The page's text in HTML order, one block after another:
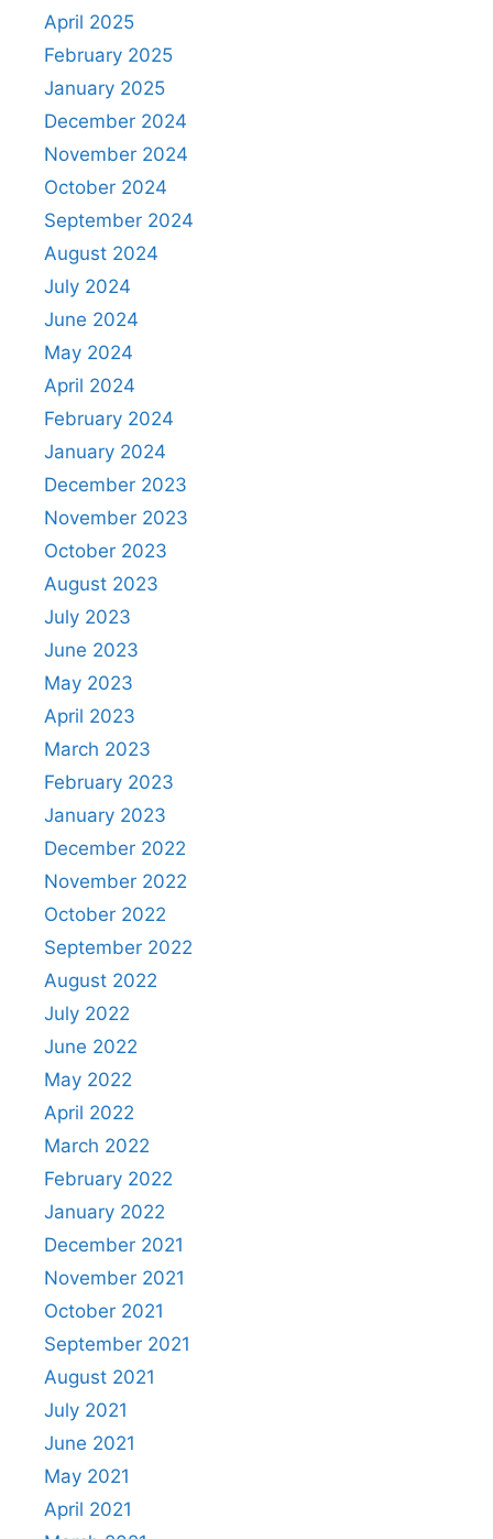
April 2025
February 2025
January 2025
December 2024
November 2024
October 2024
September 2024
August 2024
July 2024
June 2024
May 2024
April 2024
February 2024
January 2024
December 2023
November 2023
October 2023
August 2023
July 2023
June 2023
May 2023
April 2023
March 2023
February 2023
January 2023
December 2022
November 2022
October 2022
September 2022
August 2022
July 2022
June 2022
May 2022
April 2022
March 2022
February 2022
January 2022
December 2021
November 2021
October 2021
September 2021
August 2021
July 2021
June 2021
May 2021
April 2021